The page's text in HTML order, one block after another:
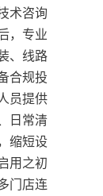
术咨询
，专业
、线路
合规投
员提供
日常清
缩短设
用之初
门店连